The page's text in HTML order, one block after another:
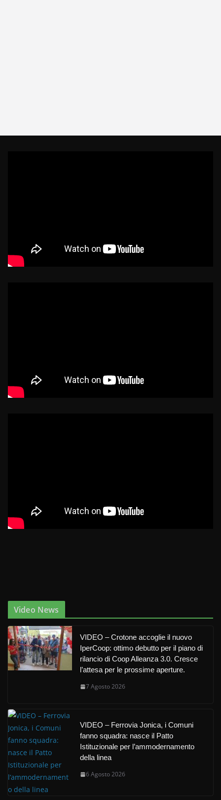
Video News
VIDEO – Crotone accoglie il nuovo
IperCoop: ottimo debutto per il piano di
rilancio di Coop Alleanza 3.0. Cresce
l’attesa per le prossime aperture.
7 Agosto 2026
VIDEO – Ferrovia Jonica, i Comuni
fanno squadra: nasce il Patto
Istituzionale per l’ammodernamento
della linea
6 Agosto 2026